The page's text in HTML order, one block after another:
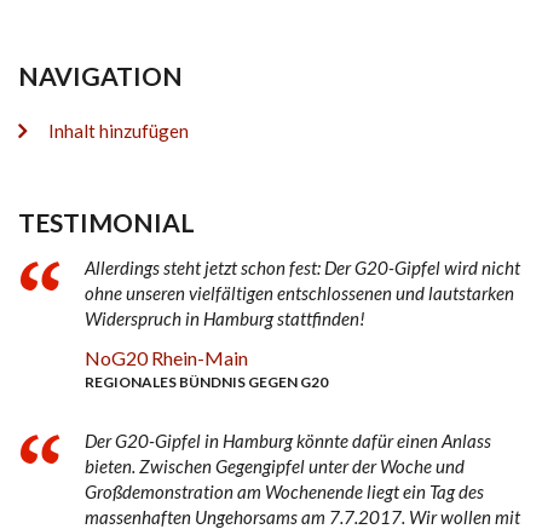
NAVIGATION
Inhalt hinzufügen
TESTIMONIAL
Allerdings steht jetzt schon fest: Der G20-Gipfel wird nicht
ohne unseren vielfältigen entschlossenen und lautstarken
Widerspruch in Hamburg stattfinden!
NoG20 Rhein-Main
REGIONALES BÜNDNIS GEGEN G20
Der G20-Gipfel in Hamburg könnte dafür einen Anlass
bieten. Zwischen Gegengipfel unter der Woche und
Großdemonstration am Wochenende liegt ein Tag des
massenhaften Ungehorsams am 7.7.2017. Wir wollen mit